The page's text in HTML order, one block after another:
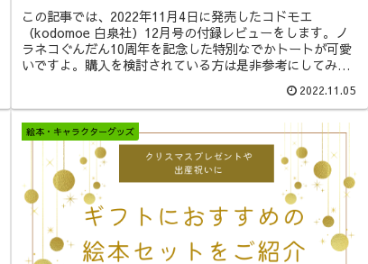
この記事では、2022年11月4日に発売したコドモエ
（kodomoe 白泉社）12月号の付録レビューをします。ノ
ラネコぐんだん10周年を記念した特別なでかトートが可愛
いですよ。購入を検討されている方は是非参考にしてみて
2022.11.05
絵本・キャラクターグッズ